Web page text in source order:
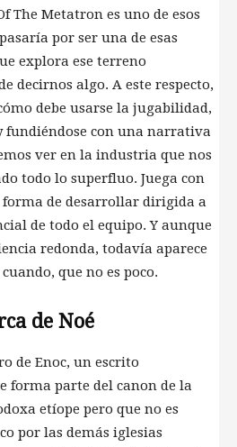
The Metatron es uno de esos
por ser una de esas
explora ese terreno
decirnos algo. A este respecto,
debe usarse la jugabilidad,
fundiéndose con una narrativa
ver en la industria que nos
todo lo superfluo. Juega con
de desarrollar dirigida a
de todo el equipo. Y aunque
redonda, todavía aparece
que no es poco.
de Noé
de Enoc, un escrito
forma parte del canon de la
etíope pero que no es
por las demás iglesias